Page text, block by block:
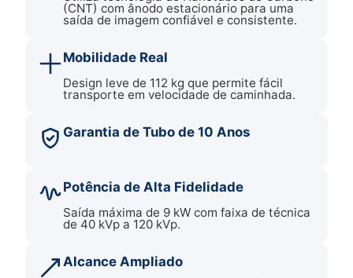
(CNT) com ânodo estacionário para uma
saída de imagem confiável e consistente.
Mobilidade Real
Design leve de 112 kg que permite fácil
transporte em velocidade de caminhada.
Garantia de Tubo de 10 Anos
Potência de Alta Fidelidade
Saída máxima de 9 kW com faixa de técnica
de 40 kVp a 120 kVp.
Alcance Ampliado